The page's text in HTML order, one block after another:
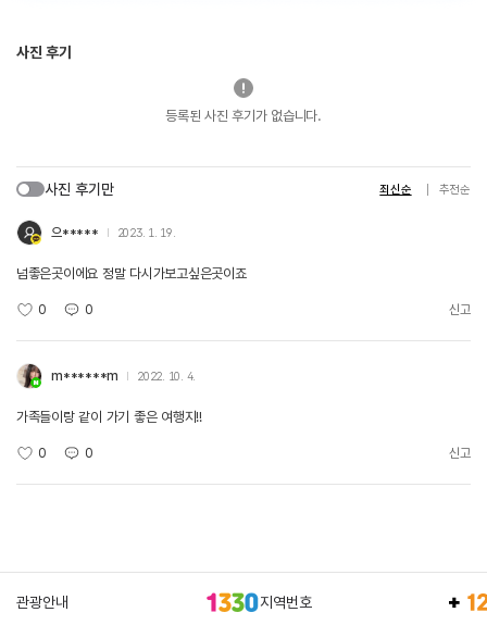
사진 후기
등록된 사진 후기가 없습니다.
사진 후기만 최신순 추천순
으***** 2023. 1. 19.
넘좋은곳이에요 정말 다시가보고싶은곳이죠
0 0 신고
m******m 2022. 10. 4.
가족들이랑 같이 가기 좋은 여행지!!
0 0 신고
관광안내 지역번호